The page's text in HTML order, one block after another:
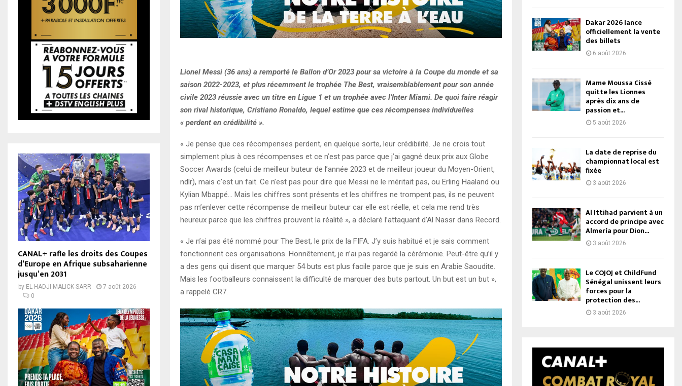
Lionel Messi (36 ans) a remporté le Ballon d’Or 2023 pour sa victoire à la Coupe du monde et sa
saison 2022-2023, et plus récemment le trophée The Best, vraisemblablement pour son année
civile 2023 réussie avec un titre en Ligue 1 et un trophée avec l’Inter Miami. De quoi faire réagir
son rival historique, Cristiano Ronaldo, lequel estime que ces récompenses individuelles
« perdent en crédibilité ».
« Je pense que ces récompenses perdent, en quelque sorte, leur crédibilité. Je ne crois tout
simplement plus à ces récompenses et ce n’est pas parce que j’ai gagné deux prix aux Globe
Soccer Awards (celui de meilleur buteur de l’année 2023 et de meilleur joueur du Moyen-Orient,
ndlr), mais c’est un fait. Ce n’est pas pour dire que Messi ne le méritait pas, ou Erling Haaland ou
Kylian Mbappé… Mais les chiffres sont présents et les chiffres ne trompent pas, ils ne peuvent
pas m’enlever cette récompense de meilleur buteur car elle est réelle, et cela me rend très
heureux parce que les chiffres prouvent la réalité », a déclaré l’attaquant d’Al Nassr dans Record.
« Je n’ai pas été nommé pour The Best, le prix de la FIFA. J’y suis habitué et je sais comment
fonctionnent ces organisations. Honnêtement, je n’ai pas regardé la cérémonie. Peut-être qu’il y
a des gens qui disent que marquer 54 buts est plus facile parce que je suis en Arabie Saoudite.
Mais les footballeurs connaissent la difficulté de marquer des buts partout. Un but est un but »,
a rappelé CR7.
CANAL+ rafle les droits des Coupes
d’Europe en Afrique subsaharienne
jusqu’en 2031
by EL HADJI MALICK SARR
7 août 2026
0
Dakar 2026 lance
officiellement la vente
des billets
6 août 2026
Mame Moussa Cissé
quitte les Lionnes
après dix ans de
passion et...
5 août 2026
La date de reprise du
championnat local est
fixée
3 août 2026
Al Ittihad parvient à un
accord de principe avec
Almería pour Dion...
3 août 2026
Le COJOJ et ChildFund
Sénégal unissent leurs
forces pour la
protection des...
3 août 2026